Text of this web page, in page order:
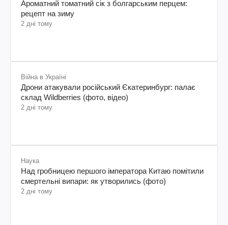
Ароматний томатний сік з болгарським перцем:
рецепт на зиму
2 дні тому
Війна в Україні
Дрони атакували російський Єкатеринбург: палає
склад Wildberries (фото, відео)
2 дні тому
Наука
Над гробницею першого імператора Китаю помітили
смертельні випари: як утворились (фото)
2 дні тому